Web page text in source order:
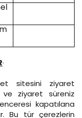
·
sitesini ziyaret
ziyaret süreniz
kapatılana
Bu tür çerezlerin